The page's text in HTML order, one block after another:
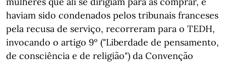
haviam sido condenados pelos tribunais franceses
pela recusa de serviço, recorreram para o TEDH,
invocando o artigo 9º ("Liberdade de pensamento,
de consciência e de religião") da Convenção